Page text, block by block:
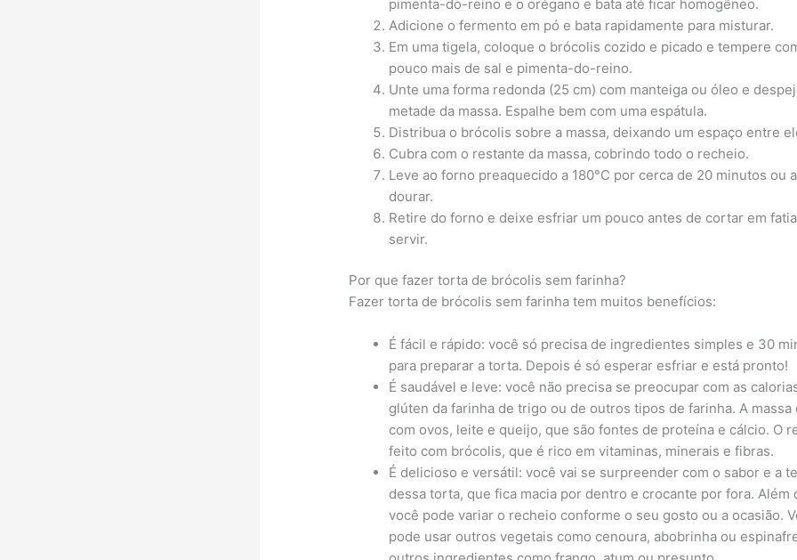
pimenta-do-reino e o orégano e bata até ficar homogêneo.
Adicione o fermento em pó e bata rapidamente para misturar.
Em uma tigela, coloque o brócolis cozido e picado e tempere
pouco mais de sal e pimenta-do-reino.
Unte uma forma redonda (25 cm) com manteiga ou óleo e
metade da massa. Espalhe bem com uma espátula.
Distribua o brócolis sobre a massa, deixando um espaço entre
Cubra com o restante da massa, cobrindo todo o recheio.
Leve ao forno preaquecido a 180°C por cerca de 20 minutos ou
dourar.
Retire do forno e deixe esfriar um pouco antes de cortar em
servir.
Por que fazer torta de brócolis sem farinha?
Fazer torta de brócolis sem farinha tem muitos benefícios:
É fácil e rápido: você só precisa de ingredientes simples e 30
para preparar a torta. Depois é só esperar esfriar e está pronto!
É saudável e leve: você não precisa se preocupar com as
glúten da farinha de trigo ou de outros tipos de farinha. A massa
com ovos, leite e queijo, que são fontes de proteína e cálcio. O
feito com brócolis, que é rico em vitaminas, minerais e fibras.
É delicioso e versátil: você vai se surpreender com o sabor e a
dessa torta, que fica macia por dentro e crocante por fora. Além
você pode variar o recheio conforme o seu gosto ou a ocasião.
pode usar outros vegetais como cenoura, abobrinha ou